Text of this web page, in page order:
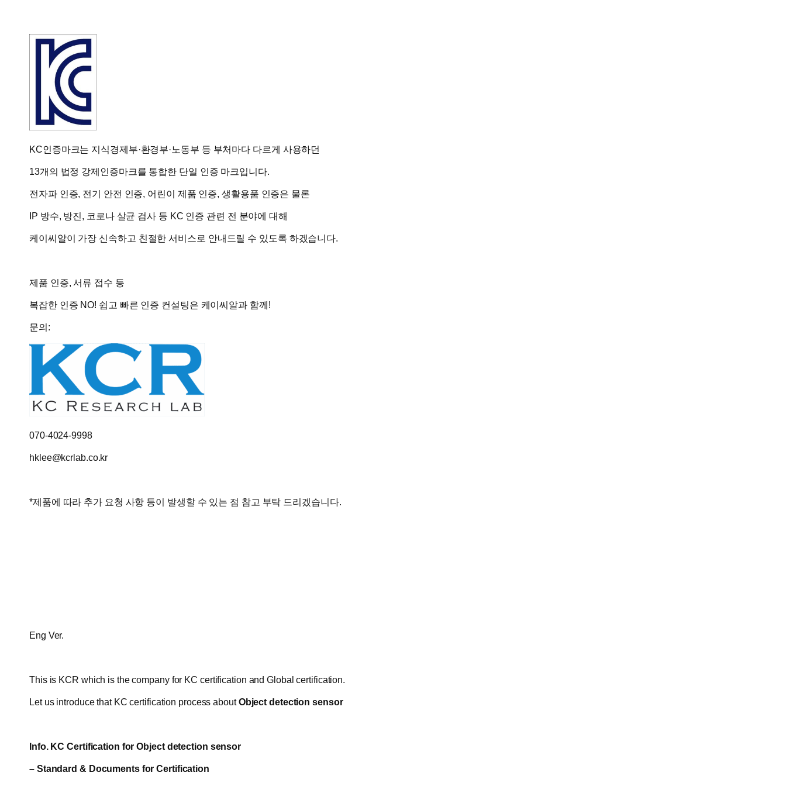
KC인증마크는 지식경제부·환경부·노동부 등 부처마다 다르게 사용하던
13개의 법정 강제인증마크를 통합한 단일 인증 마크입니다.
전자파 인증, 전기 안전 인증, 어린이 제품 인증, 생활용품 인증은 물론
IP 방수, 방진, 코로나 살균 검사 등 KC 인증 관련 전 분야에 대해
케이씨알이 가장 신속하고 친절한 서비스로 안내드릴 수 있도록 하겠습니다.
제품 인증, 서류 접수 등
복잡한 인증 NO! 쉽고 빠른 인증 컨설팅은 케이씨알과 함께!
문의:
070-4024-9998
hklee@kcrlab.co.kr
*제품에 따라 추가 요청 사항 등이 발생할 수 있는 점 참고 부탁 드리겠습니다.
Eng Ver.
This is KCR which is the company for KC certification and Global certification.
Let us introduce that KC certification process about Object detection sensor
Info. KC Certification forObject detection sensor
– Standard & Documents for Certification